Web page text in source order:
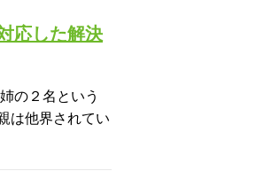
応した解決
の２名という
は他界されてい